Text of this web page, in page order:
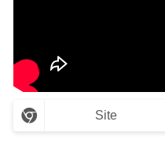
Site